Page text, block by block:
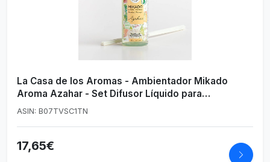
La Casa de los Aromas - Ambientador Mikado
Aroma Azahar - Set Difusor Líquido para
Reposición con Varillas - Fragancia Duradera - Ideal
ASIN: B07TVSC1TN
17,65€